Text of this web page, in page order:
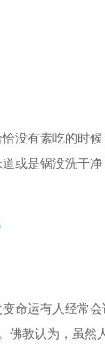
没有素吃的时
或是锅没洗干净
命运有人经常
教认为，虽然